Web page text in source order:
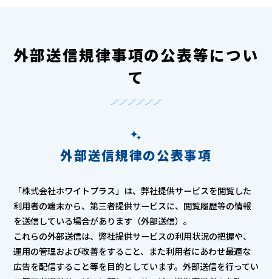
外部送信規律事項の公表等につい
て
外部送信規律の公表事項
「株式会社ホワイトプラス」は、弊社提供サービスを閲覧した
利用者の端末から、第三者提供サービスに、閲覧履歴等の情報
を送信している場合があります（外部送信）。
これらの外部送信は、弊社提供サービスの利用状況の把握や、
運用の管理および改善をすること、また利用者にあわせ最適な
広告を配信すること等を目的としています。外部送信を行ってい